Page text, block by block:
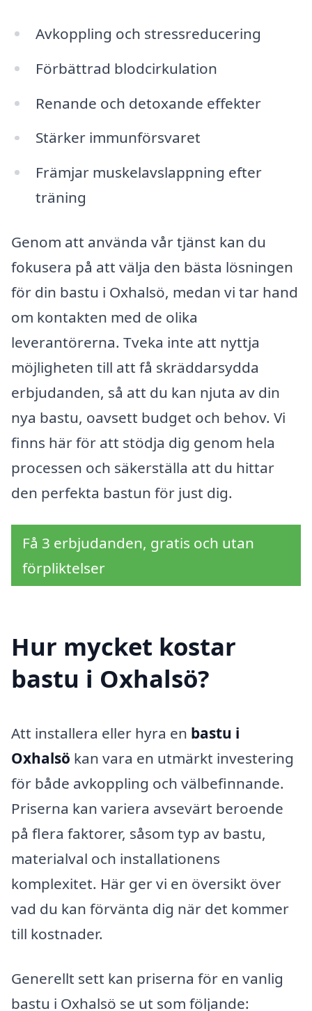
Avkoppling och stressreducering
Förbättrad blodcirkulation
Renande och detoxande effekter
Stärker immunförsvaret
Främjar muskelavslappning efter
träning
Genom att använda vår tjänst kan du
fokusera på att välja den bästa lösningen
för din bastu i Oxhalsö, medan vi tar hand
om kontakten med de olika
leverantörerna. Tveka inte att nyttja
möjligheten till att få skräddarsydda
erbjudanden, så att du kan njuta av din
nya bastu, oavsett budget och behov. Vi
finns här för att stödja dig genom hela
processen och säkerställa att du hittar
den perfekta bastun för just dig.
Få 3 erbjudanden, gratis och utan
förpliktelser
Hur mycket kostar
bastu i Oxhalsö?
Att installera eller hyra en bastu i
Oxhalsö kan vara en utmärkt investering
för både avkoppling och välbefinnande.
Priserna kan variera avsevärt beroende
på flera faktorer, såsom typ av bastu,
materialval och installationens
komplexitet. Här ger vi en översikt över
vad du kan förvänta dig när det kommer
till kostnader.
Generellt sett kan priserna för en vanlig
bastu i Oxhalsö se ut som följande: